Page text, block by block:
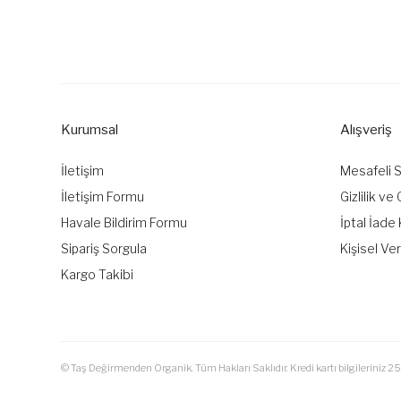
Kurumsal
İletişim
İletişim Formu
Havale Bildirim Formu
Sipariş Sorgula
Kargo Takibi
Alışveriş
Mesafeli
Gizlilik ve
İptal İade
Kişisel
© Taş Değirmenden Organik. Tüm Hakları Saklıdır. Kredi kartı bilgileriniz